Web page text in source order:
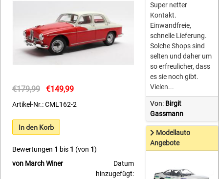
€179,99 €149,99
Artikel-Nr.: CML162-2
In den Korb
Bewertungen 1 bis 1 (von 1)
von March Winer
Datum
hinzugefügt:
Super netter
Kontakt.
Einwandfreie,
schnelle Lieferung.
Solche Shops sind
selten und daher um
so erfreulicher, dass
es sie noch gibt.
Vielen...
Von: Birgit
Gassmann
Modellauto
Angebote